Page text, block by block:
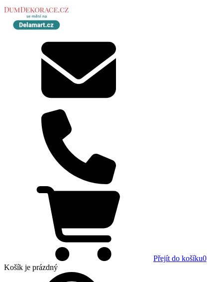
Přejít do košíku0
Košík je prázdný